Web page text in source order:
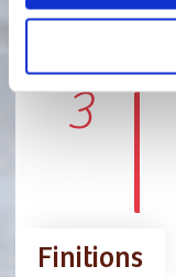
2
3
Finitions